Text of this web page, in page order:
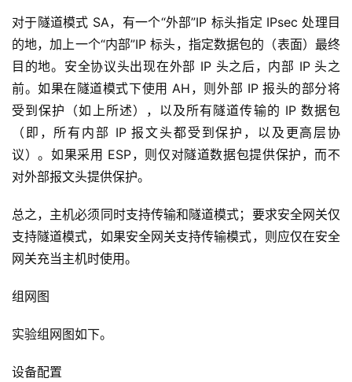
对于隧道模式 SA，有一个“外部”IP 标头指定 IPsec 处理目
的地，加上一个“内部”IP 标头，指定数据包的（表面）最终
目的地。安全协议头出现在外部 IP 头之后，内部 IP 头之
前。如果在隧道模式下使用 AH，则外部 IP 报头的部分将
受到保护（如上所述），以及所有隧道传输的 IP 数据包
（即，所有内部 IP 报文头都受到保护，以及更高层协
议）。如果采用 ESP，则仅对隧道数据包提供保护，而不
对外部报文头提供保护。
总之，主机必须同时支持传输和隧道模式；要求安全网关仅
支持隧道模式，如果安全网关支持传输模式，则应仅在安全
网关充当主机时使用。
组网图
实验组网图如下。
设备配置